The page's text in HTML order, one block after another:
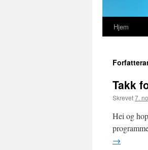
Hopp
innhold
Hjem
Takk
Skrevet7.
Hei og
→